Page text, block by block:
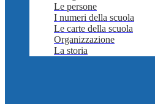
Le persone
I numeri della scuola
Le carte della scuola
Organizzazione
La storia